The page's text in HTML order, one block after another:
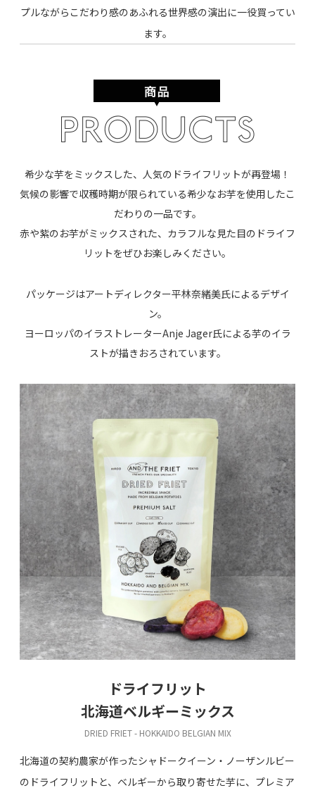
プルながらこだわり感のあふれる世界感の演出に一役買ってい
ます。
希少な芋をミックスした、人気のドライフリットが再登場！
気候の影響で収穫時期が限られている希少なお芋を使用したこ
だわりの一品です。
赤や紫のお芋がミックスされた、カラフルな見た目のドライフ
リットをぜひお楽しみください。
パッケージはアートディレクター平林奈緒美氏によるデザイ
ン。
ヨーロッパのイラストレーターAnje Jager氏による芋のイラ
ストが描きおろされています。
ドライフリット
北海道ベルギーミックス
DRIED FRIET - HOKKAIDO BELGIAN MIX
北海道の契約農家が作ったシャドークイーン・ノーザンルビー
のドライフリットと、ベルギーから取り寄せた芋に、プレミア